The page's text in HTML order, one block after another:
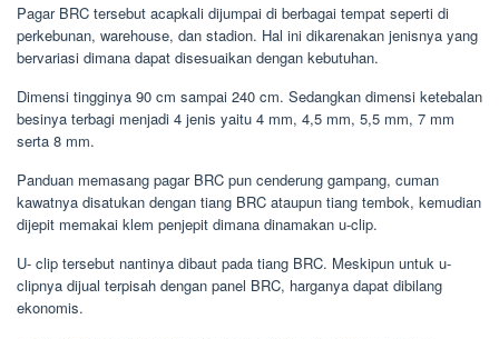
Pagar BRC tersebut acapkali dijumpai di berbagai tempat seperti di
perkebunan, warehouse, dan stadion. Hal ini dikarenakan jenisnya yang
bervariasi dimana dapat disesuaikan dengan kebutuhan.
Dimensi tingginya 90 cm sampai 240 cm. Sedangkan dimensi ketebalan
besinya terbagi menjadi 4 jenis yaitu 4 mm, 4,5 mm, 5,5 mm, 7 mm
serta 8 mm.
Panduan memasang pagar BRC pun cenderung gampang, cuman
kawatnya disatukan dengan tiang BRC ataupun tiang tembok, kemudian
dijepit memakai klem penjepit dimana dinamakan u-clip.
U- clip tersebut nantinya dibaut pada tiang BRC. Meskipun untuk u-
clipnya dijual terpisah dengan panel BRC, harganya dapat dibilang
ekonomis.